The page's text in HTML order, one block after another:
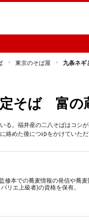
東京のそば屋 九条ネギ
そば 富の
る。福井産の二八そばはコシ
絡めた後につゆをかけていただ
修本での蕎麦情報の発信や蕎
リエ上級者)の資格を保有。